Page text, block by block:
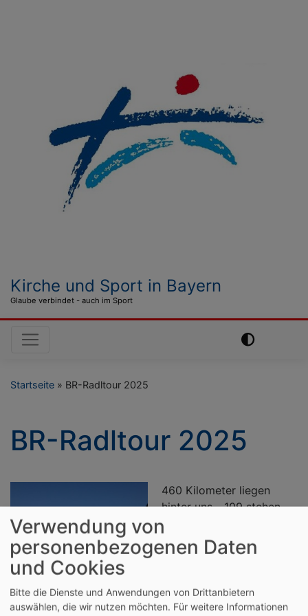
Kirche und Sport in Bayern
Glaube verbindet - auch im Sport
Hauptnavigation
Startseite BR-Radltour 2025
BR-Radltour 2025
460 Kilometer liegen
hinter uns... 109 stehen
noch bevor.
Sonnenschein war bisher
Verwendung von
personenbezogenen Daten
und Cookies
Bitte die Dienste und Anwendungen von Drittanbietern
auswählen, die wir nutzen möchten. Für weitere Informationen